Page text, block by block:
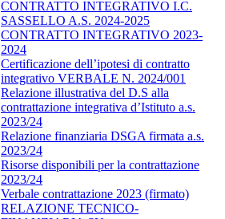
CONTRATTO INTEGRATIVO I.C.
SASSELLO A.S. 2024-2025
CONTRATTO INTEGRATIVO 2023-
2024
Certificazione dell’ipotesi di contratto
integrativo VERBALE N. 2024/001
Relazione illustrativa del D.S alla
contrattazione integrativa d’Istituto a.s.
2023/24
Relazione finanziaria DSGA firmata a.s.
2023/24
Risorse disponibili per la contrattazione
2023/24
Verbale contrattazione 2023 (firmato)
RELAZIONE TECNICO-